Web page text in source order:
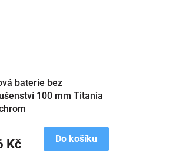
baterie bez
100 mm Titania
Kč Do košíku